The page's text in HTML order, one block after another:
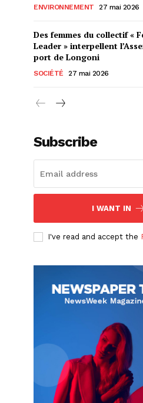
ENVIRONNEMENT 27 mai 2026
Des femmes du collectif «
Leader » interpellent
port de Longoni
SOCIÉTÉ 27 mai 2026
Subscribe
I WANT IN
I've read and accept the